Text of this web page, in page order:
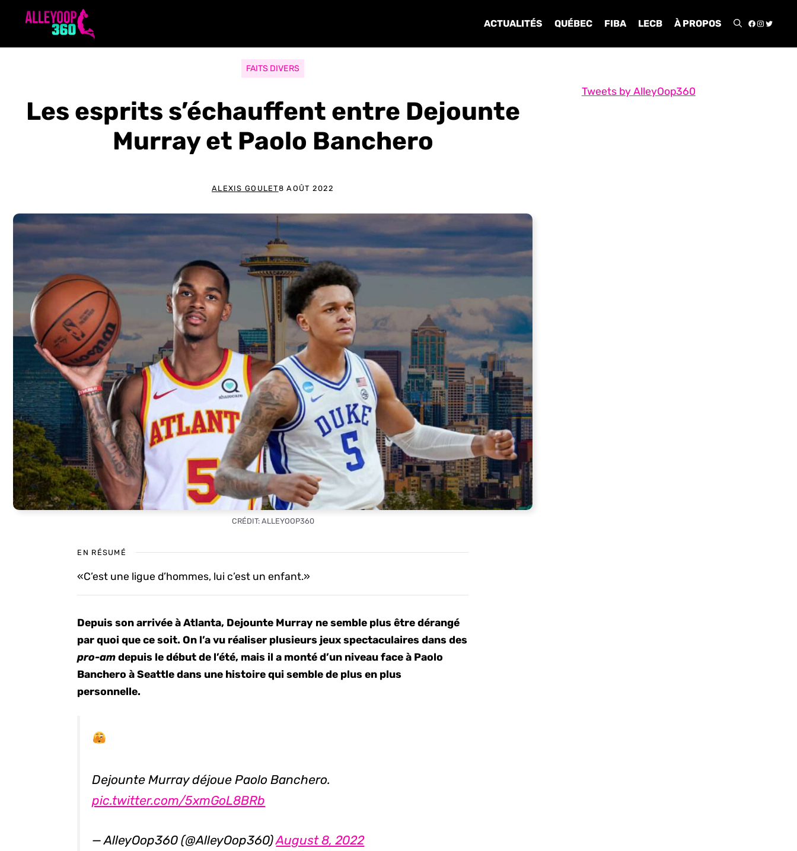
ACTUALITÉS QUÉBEC FIBA LECB À PROPOS
FAITS DIVERS
Les esprits s’échauffent entre Dejounte
Murray et Paolo Banchero
ALEXIS GOULET8 AOÛT 2022
CRÉDIT: ALLEYOOP360
EN RÉSUMÉ
«C’est une ligue d’hommes, lui c’est un enfant.»
Depuis son arrivée à Atlanta, Dejounte Murray ne semble plus être dérangé
par quoi que ce soit. On l’a vu réaliser plusieurs jeux spectaculaires dans des
pro-am depuis le début de l’été, mais il a monté d’un niveau face à Paolo
Banchero à Seattle dans une histoire qui semble de plus en plus
personnelle.
Dejounte Murray déjoue Paolo Banchero.
pic.twitter.com/5xmGoL8BRb
— AlleyOop360 (@AlleyOop360)August 8, 2022
Tweets by AlleyOop360